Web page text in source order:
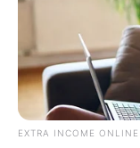
VIRAL